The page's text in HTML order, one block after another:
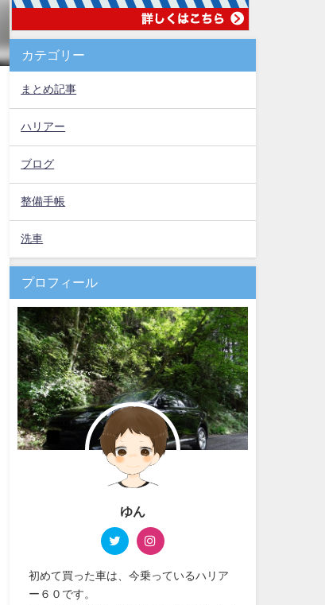
カテゴリー
まとめ記事
ハリアー
ブログ
整備手帳
洗車
プロフィール
ゆん
初めて買った車は、今乗っているハリア
ー６０です。